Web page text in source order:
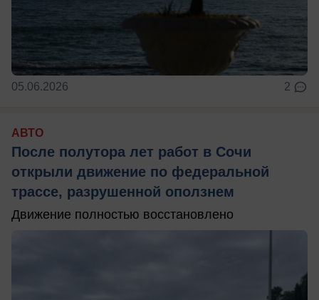
05.06.2026 2
АВТО
После полутора лет работ в Сочи
открыли движение по федеральной
трассе, разрушенной оползнем
Движение полностью восстановлено